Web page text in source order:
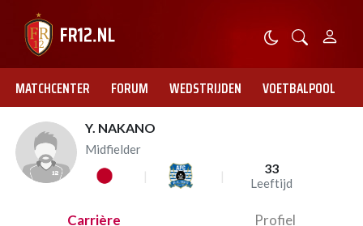
MATCHCENTER FORUM WEDSTRIJDEN VOETBALPOOL
Y. NAKANO
Midfielder
33
Leeftijd
Carrière Profiel